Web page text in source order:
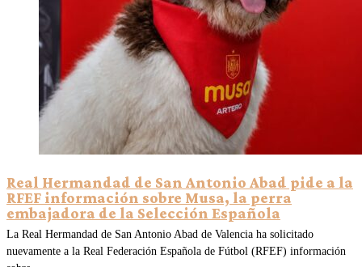
Real Hermandad de San Antonio Abad pide a la
RFEF información sobre Musa, la perra
embajadora de la Selección Española
La Real Hermandad de San Antonio Abad de Valencia ha solicitado
nuevamente a la Real Federación Española de Fútbol (RFEF) información